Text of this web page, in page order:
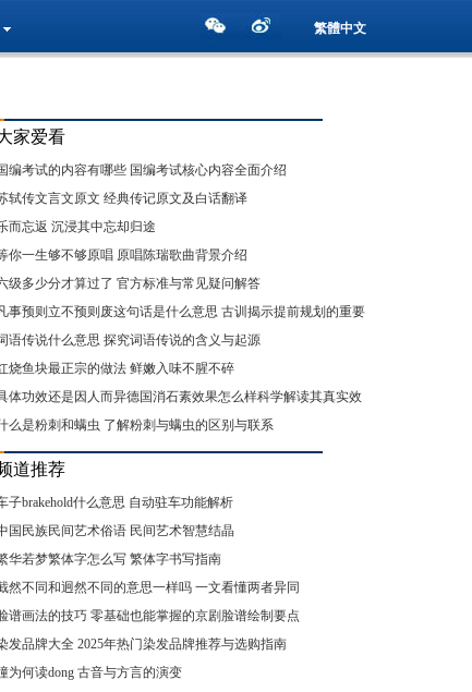
繁體中文
家爱看
编考试的内容有哪些 国编考试核心内容全面介绍
轼传文言文原文 经典传记原文及白话翻译
而忘返 沉浸其中忘却归途
你一生够不够原唱 原唱陈瑞歌曲背景介绍
级多少分才算过了 官方标准与常见疑问解答
事预则立不预则废这句话是什么意思 古训揭示提前规划的重要
语传说什么意思 探究词语传说的含义与起源
烧鱼块最正宗的做法 鲜嫩入味不腥不碎
体功效还是因人而异德国消石素效果怎么样科学解读其真实效
么是粉刺和螨虫 了解粉刺与螨虫的区别与联系
道推荐
子brakehold什么意思 自动驻车功能解析
国民族民间艺术俗语 民间艺术智慧结晶
华若梦繁体字怎么写 繁体字书写指南
然不同和迥然不同的意思一样吗 一文看懂两者异同
谱画法的技巧 零基础也能掌握的京剧脸谱绘制要点
发品牌大全 2025年热门染发品牌推荐与选购指南
为何读dong 古音与方言的演变